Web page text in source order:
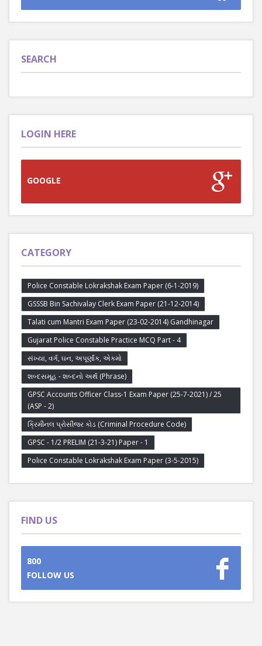
SEARCH
LOGIN HERE
GOOGLE
CATEGORY
Police Constable Lokrakshak Exam Paper (6-1-2019)
GSSSB Bin Sachivalay Clerk Exam Paper (21-12-2014)
Talati cum Mantri Exam Paper (23-02-2014) Gandhinagar
Gujarat Police Constable Practice MCQ Part - 4
સંખ્યા, વર્ગ, ઘન, અપૂર્ણાંક, એકમો
શબ્દસમૂહ - શબ્દનો અર્થ (Phrase)
GPSC Accounts Officer Class-1 Exam Paper (25-7-2021) / 25
(ASP - 2)
ક્રિમીનલ પ્રોસીજર કોડ (Criminal Procedure Code)
GPSC - 1/2 PRELIM (21-3-21) Paper - 1
Police Constable Lokrakshak Exam Paper (3-5-2015)
FIND US
800
FOLLOW US